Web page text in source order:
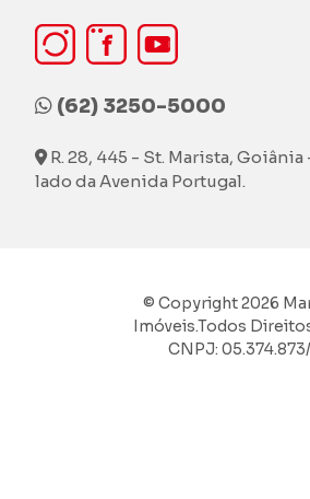
(62) 3250-5000
R. 28, 445 - St. Marista,
lado da Avenida Portugal.
© Copyright 2026
Imóveis.Todos
CNPJ: